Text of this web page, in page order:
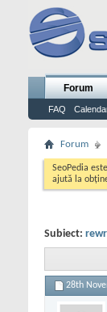
Forum
FAQ
Forum
SeoPedia
ajută la
Subiect:
28th